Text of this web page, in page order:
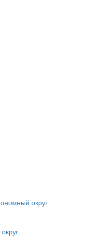
округ